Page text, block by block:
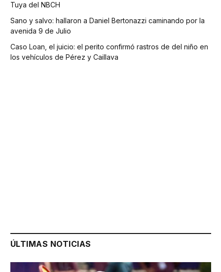
Tuya del NBCH
Sano y salvo: hallaron a Daniel Bertonazzi caminando por la
avenida 9 de Julio
Caso Loan, el juicio: el perito confirmó rastros de del niño en
los vehículos de Pérez y Caillava
ÚLTIMAS NOTICIAS